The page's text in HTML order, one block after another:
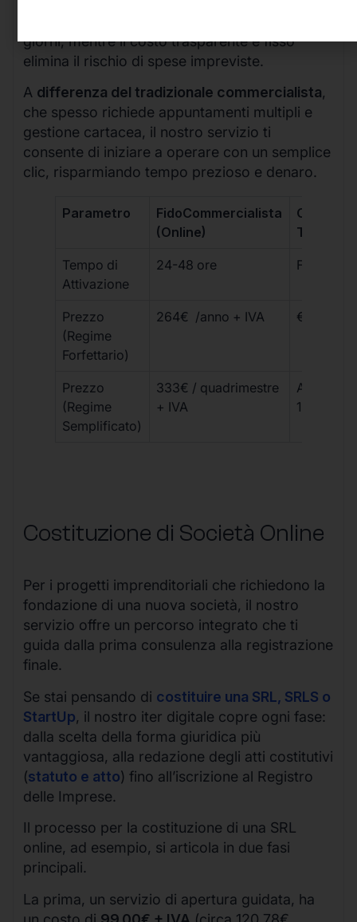
giorni, mentre il costo trasparente e fisso
elimina il rischio di spese impreviste.
A differenza del tradizionale commercialista,
che spesso richiede appuntamenti multipli e
gestione cartacea, il nostro servizio ti
consente di iniziare a operare con un semplice
clic, risparmiando tempo prezioso e denaro.
Parametro
FidoCommercialista
(Online)
Tempo di
Attivazione
24-48 ore Fino a 30
Prezzo
(Regime
Forfettario)
264€ /anno + IVA €500 –
Prezzo
(Regime
Semplificato)
333€ / quadrimestre
+ IVA
A partire
1800 € +
Costituzione di Società Online
Per i progetti imprenditoriali che richiedono la
fondazione di una nuova società, il nostro
servizio offre un percorso integrato che ti
guida dalla prima consulenza alla registrazione
finale.
Se stai pensando di costituire una SRL, SRLS o
StartUp, il nostro iter digitale copre ogni fase:
dalla scelta della forma giuridica più
vantaggiosa, alla redazione degli atti costitutivi
(statuto e atto) fino all’iscrizione al Registro
delle Imprese.
Il processo per la costituzione di una SRL
online, ad esempio, si articola in due fasi
principali.
La prima, un servizio di apertura guidata, ha